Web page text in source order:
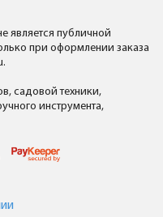
является публичной
при оформлении заказа
садовой техники,
инструмента,